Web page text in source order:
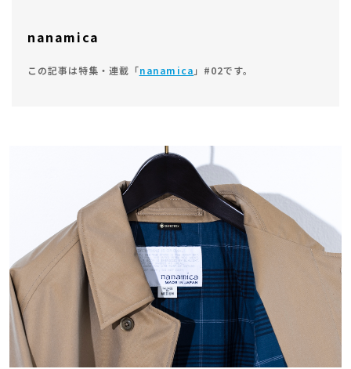
nanamica
この記事は特集・連載「nanamica 」#02です。